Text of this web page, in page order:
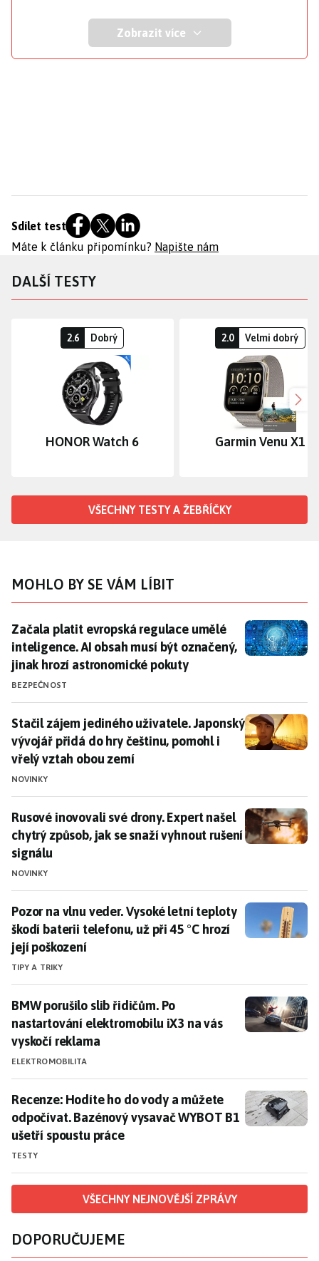
Zobrazit více
Sdílet test
Máte k článku připomínku? Napište nám
DALŠÍ TESTY
2.6 Dobrý
HONOR Watch 6
2.0 Velmi dobrý
Garmin Venu X1
VŠECHNY TESTY A ŽEBŘÍČKY
MOHLO BY SE VÁM LÍBIT
Začala platit evropská regulace umělé inteligence.
Začala platit evropská regulace umělé
inteligence. AI obsah musí být označený,
jinak hrozí astronomické pokuty
BEZPEČNOST
Stačil zájem jediného uživatele. Japonský vývojář
Stačil zájem jediného uživatele. Japonský
vývojář přidá do hry češtinu, pomohl i
vřelý vztah obou zemí
NOVINKY
Rusové inovovali své drony. Expert našel chytrý
Rusové inovovali své drony. Expert našel
chytrý způsob, jak se snaží vyhnout rušení
signálu
NOVINKY
Pozor na vlnu veder. Vysoké letní teploty škodí
Pozor na vlnu veder. Vysoké letní teploty
škodí baterii telefonu, už při 45 °C hrozí
její poškození
TIPY A TRIKY
BMW porušilo slib řidičům. Po nastartování
BMW porušilo slib řidičům. Po
nastartování elektromobilu iX3 na vás
vyskočí reklama
ELEKTROMOBILITA
Recenze: Hodíte ho do vody a můžete odpočívat.
Recenze: Hodíte ho do vody a můžete
odpočívat. Bazénový vysavač WYBOT B1
ušetří spoustu práce
TESTY
VŠECHNY NEJNOVĚJŠÍ ZPRÁVY
DOPORUČUJEME